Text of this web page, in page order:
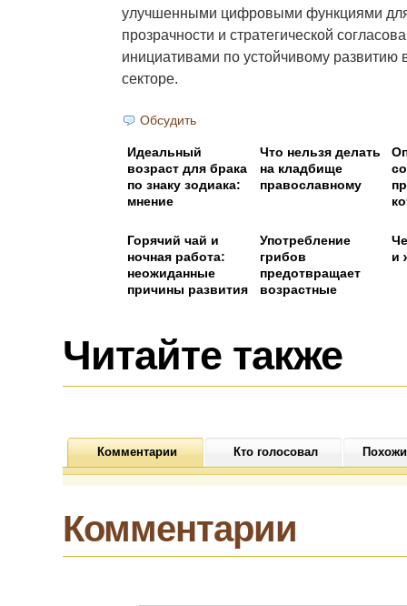
улучшенными цифровыми функциями
прозрачности и стратегической
инициативами по устойчивому
секторе.
Обсудить
Идеальный
возраст для брака
по знаку зодиака:
мнение
Что нельзя делать
на кладбище
православному
Горячий чай и
ночная работа:
неожиданные
причины развития
Употребление
грибов
предотвращает
возрастные
и
Читайте также
Комментарии Кто голосовал
Комментарии